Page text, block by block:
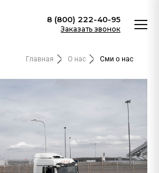
8 (800) 222-40-95
Заказать звонок
Главная О нас Сми о нас